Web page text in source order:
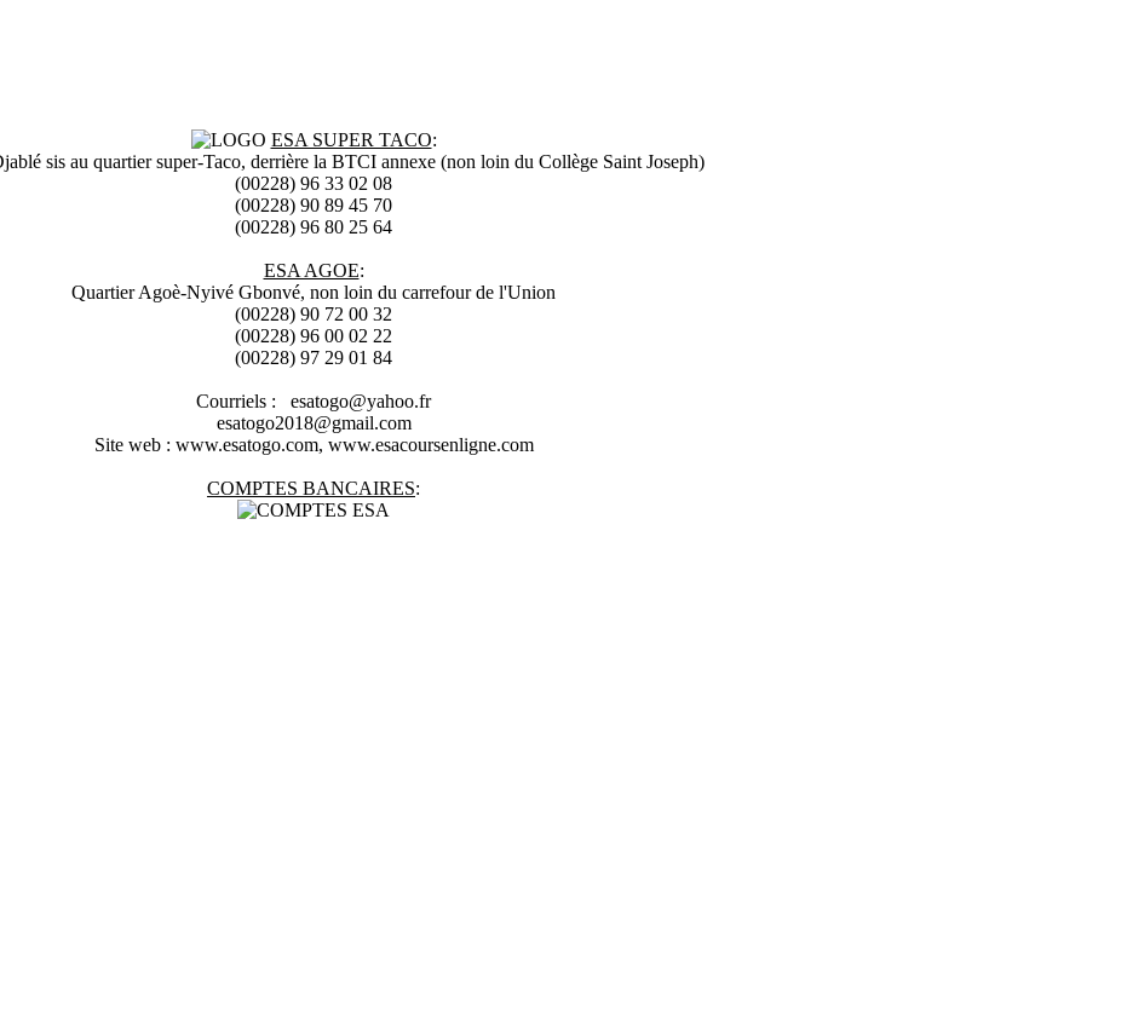
ESA SUPER TACO:
sis au quartier super-Taco, derrière la BTCI annexe (non loin du Collège Saint Joseph)
(00228) 96 33 02 08
(00228) 90 89 45 70
(00228) 96 80 25 64
ESA AGOE:
Quartier Agoè-Nyivé Gbonvé, non loin du carrefour de l'Union
(00228) 90 72 00 32
(00228) 96 00 02 22
(00228) 97 29 01 84
Courriels : esatogo@yahoo.fr
esatogo2018@gmail.com
Site web : www.esatogo.com, www.esacoursenligne.com
COMPTES BANCAIRES: